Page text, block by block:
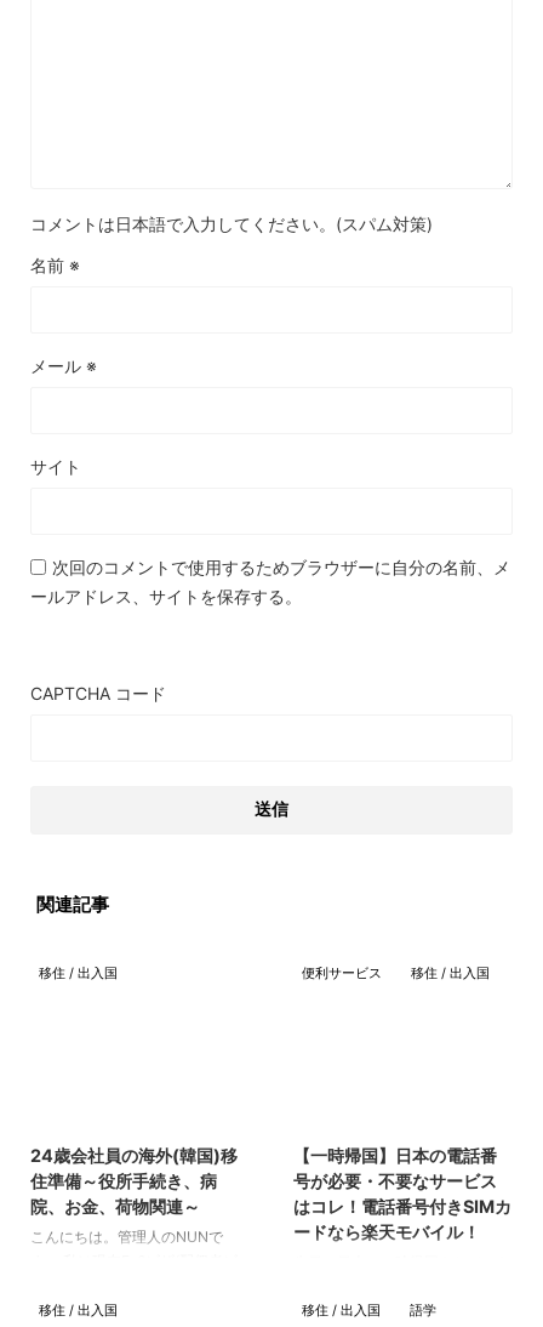
コメントは日本語で入力してください。(スパム対策)
名前 ※
メール ※
サイト
次回のコメントで使用するためブラウザーに自分の名前、メ
ールアドレス、サイトを保存する。
CAPTCHA コード
関連記事
移住 / 出入国
24歳会社員の海外(韓国)移
住準備～役所手続き、病
院、お金、荷物関連～
こんにちは。管理人のNUNで
在はビザ発行まで約1ヵ月かかる
便利サービス 移住 / 出入国
【一時帰国】日本の電話番
号が必要・不要なサービス
はコレ！電話番号付きSIMカ
ードなら楽天モバイル！
かなり電話番号が必要になる場面
移住 / 出入国 移住 / 出入国 語学